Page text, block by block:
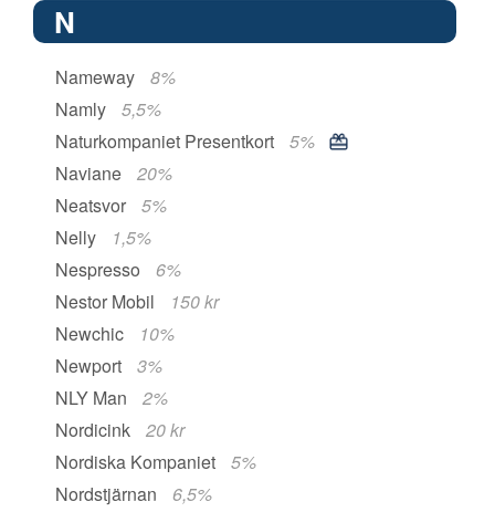
N
Nameway
8%
Namly
5,5%
Naturkompaniet Presentkort
5%
Naviane
20%
Neatsvor
5%
Nelly
1,5%
Nespresso
6%
Nestor Mobil
150 kr
Newchic
10%
Newport
3%
NLY Man
2%
Nordicink
20 kr
Nordiska Kompaniet
5%
Nordstjärnan
6,5%